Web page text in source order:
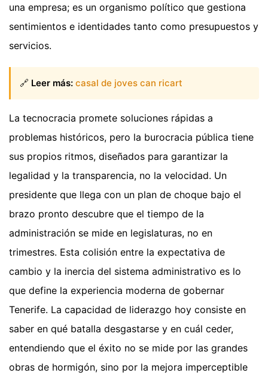
una empresa; es un organismo político que gestiona
sentimientos e identidades tanto como presupuestos y
servicios.
🔗 Leer más: casal de joves can ricart
La tecnocracia promete soluciones rápidas a
problemas históricos, pero la burocracia pública tiene
sus propios ritmos, diseñados para garantizar la
legalidad y la transparencia, no la velocidad. Un
presidente que llega con un plan de choque bajo el
brazo pronto descubre que el tiempo de la
administración se mide en legislaturas, no en
trimestres. Esta colisión entre la expectativa de
cambio y la inercia del sistema administrativo es lo
que define la experiencia moderna de gobernar
Tenerife. La capacidad de liderazgo hoy consiste en
saber en qué batalla desgastarse y en cuál ceder,
entendiendo que el éxito no se mide por las grandes
obras de hormigón, sino por la mejora imperceptible